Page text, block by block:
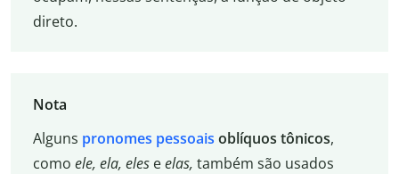
direto.
Nota
Alguns pronomes pessoais oblíquos tônicos,
como ele, ela, eleseelas, também são usados